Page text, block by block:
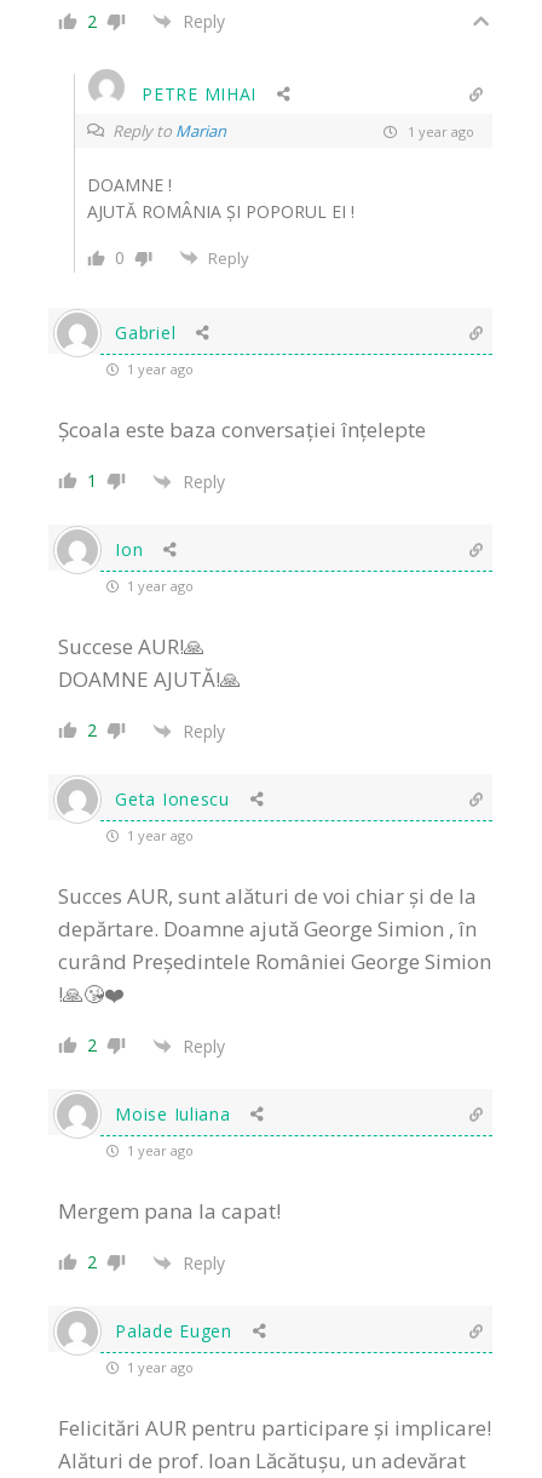
2 Reply
PETRE MIHAI
Reply to Marian 1 year ago
DOAMNE !
AJUTĂ ROMÂNIA ȘI POPORUL EI !
0
Reply
Gabriel
1 year ago
Școala este baza conversației înțelepte
1 Reply
Ion
1 year ago
Succese AUR!🙏
DOAMNE AJUTĂ!🙏
2 Reply
Geta Ionescu
1 year ago
Succes AUR, sunt alături de voi chiar și de la
depărtare. Doamne ajută George Simion , în
curând Președintele României George Simion
!🙏😘❤️
2 Reply
Moise Iuliana
1 year ago
Mergem pana la capat!
2 Reply
Palade Eugen
1 year ago
Felicitări AUR pentru participare și implicare!
Alături de prof. Ioan Lăcătușu, un adevărat